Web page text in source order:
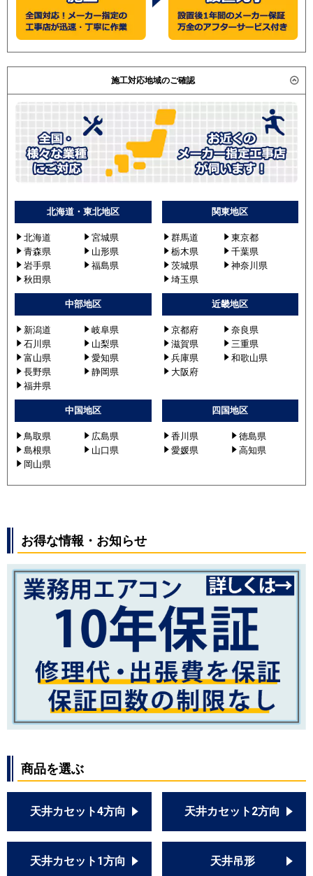
施工対応地域のご確認
北海道・東北地区
北海道
宮城県
青森県
山形県
岩手県
福島県
秋田県
関東地区
群馬道
東京都
栃木県
千葉県
茨城県
神奈川県
埼玉県
中部地区
新潟道
岐阜県
石川県
山梨県
富山県
愛知県
長野県
静岡県
福井県
近畿地区
京都府
奈良県
滋賀県
三重県
兵庫県
和歌山県
大阪府
中国地区
鳥取県
広島県
島根県
山口県
岡山県
四国地区
香川県
徳島県
愛媛県
高知県
お得な情報・お知らせ
商品を選ぶ
天井カセット4方向 天井カセット2方向
天井カセット1方向 天井吊形